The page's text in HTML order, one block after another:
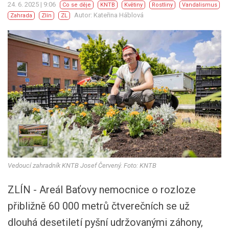
24. 6. 2025 | 9:06 Co se děje KNTB Květiny Rostliny
Vandalismus
Zahrada
Zlín ZL Autor: Kateřina Háblová
Vedoucí zahradník KNTB Josef Červený. Foto: KNTB
ZLÍN - Areál Baťovy nemocnice o rozloze
přibližně 60 000 metrů čtverečních se už
dlouhá desetiletí pyšní udržovanými záhony,